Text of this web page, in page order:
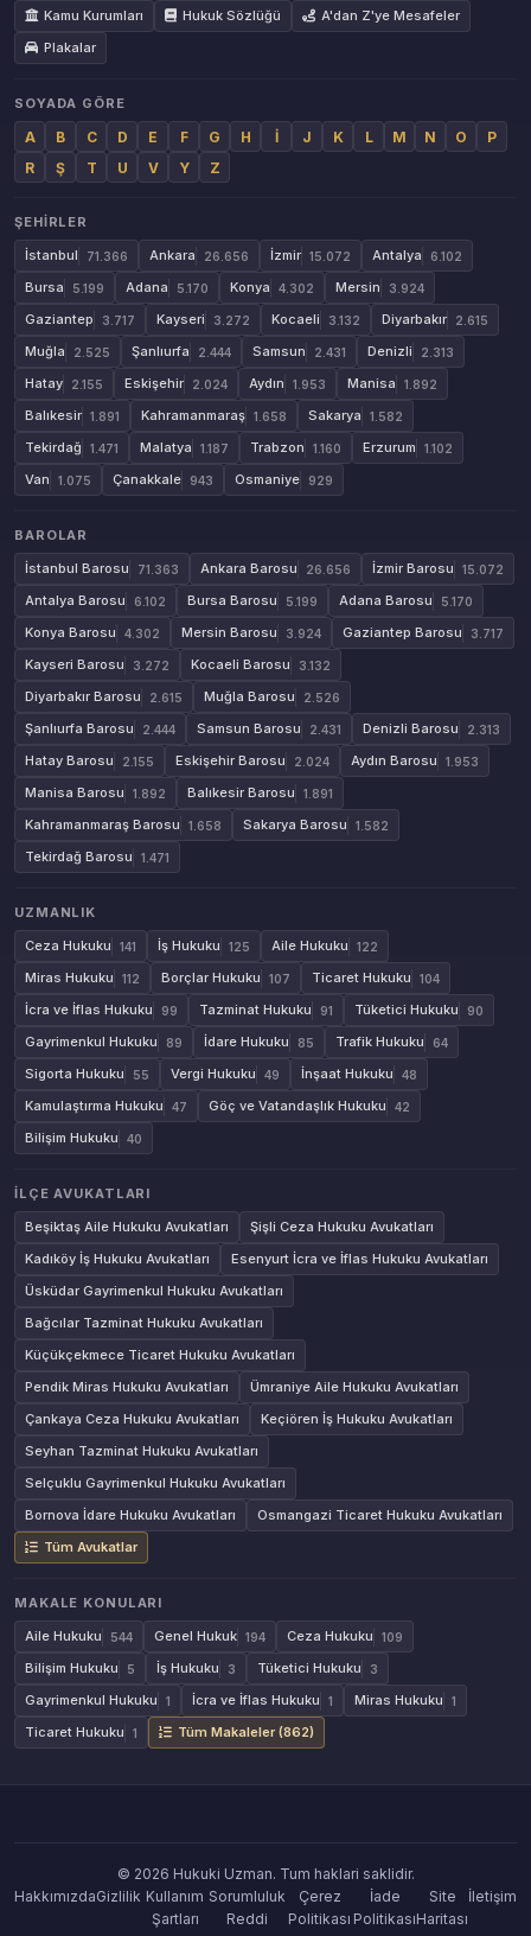
Kamu Kurumları
Hukuk Sözlüğü
A'dan Z'ye Mesafeler
Plakalar
SOYADA GÖRE
A B C D E F G H İ J K L M N O
P
R
Ş T U V Y Z
ŞEHIRLER
İstanbul
71.366 Ankara 26.656 İzmir 15.072 Antalya 6.102
Bursa 5.199 Adana 5.170 Konya 4.302 Mersin 3.924
Gaziantep 3.717 Kayseri 3.272 Kocaeli 3.132 Diyarbakır 2.615
Muğla 2.525 Şanlıurfa 2.444 Samsun 2.431 Denizli 2.313
Hatay 2.155 Eskişehir 2.024 Aydın 1.953 Manisa 1.892
Balıkesir 1.891 Kahramanmaraş 1.658 Sakarya 1.582
Tekirdağ 1.471 Malatya 1.187 Trabzon 1.160 Erzurum 1.102
Van 1.075 Çanakkale 943 Osmaniye 929
BAROLAR
İstanbul Barosu
71.363 Ankara Barosu 26.656 İzmir Barosu 15.072
Antalya Barosu 6.102 Bursa Barosu 5.199 Adana Barosu 5.170
Konya Barosu 4.302 Mersin Barosu 3.924 Gaziantep Barosu 3.717
Kayseri Barosu 3.272 Kocaeli Barosu 3.132
Diyarbakır Barosu 2.615 Muğla Barosu 2.526
Şanlıurfa Barosu 2.444 Samsun Barosu 2.431 Denizli Barosu 2.313
Hatay Barosu 2.155 Eskişehir Barosu 2.024 Aydın Barosu 1.953
Manisa Barosu 1.892 Balıkesir Barosu 1.891
Kahramanmaraş Barosu 1.658 Sakarya Barosu 1.582
Tekirdağ Barosu 1.471
UZMANLIK
Ceza Hukuku
141 İş Hukuku 125 Aile Hukuku 122
Miras Hukuku 112 Borçlar Hukuku 107 Ticaret Hukuku 104
İcra ve İflas Hukuku 99 Tazminat Hukuku 91 Tüketici Hukuku 90
Gayrimenkul Hukuku 89 İdare Hukuku 85 Trafik Hukuku 64
Sigorta Hukuku 55 Vergi Hukuku 49 İnşaat Hukuku 48
Kamulaştırma Hukuku 47 Göç ve Vatandaşlık Hukuku 42
Bilişim Hukuku 40
İLÇE AVUKATLARI
Beşiktaş Aile Hukuku Avukatları
Şişli Ceza Hukuku Avukatları
Kadıköy İş Hukuku Avukatları
Esenyurt İcra ve İflas Hukuku Avukatları
Üsküdar Gayrimenkul Hukuku Avukatları
Bağcılar Tazminat Hukuku Avukatları
Küçükçekmece Ticaret Hukuku Avukatları
Pendik Miras Hukuku Avukatları
Ümraniye Aile Hukuku Avukatları
Çankaya Ceza Hukuku Avukatları
Keçiören İş Hukuku Avukatları
Seyhan Tazminat Hukuku Avukatları
Selçuklu Gayrimenkul Hukuku Avukatları
Bornova İdare Hukuku Avukatları
Osmangazi Ticaret Hukuku Avukatları
Tüm Avukatlar
MAKALE KONULARI
Aile Hukuku
544 Genel Hukuk 194 Ceza Hukuku 109
Bilişim Hukuku 5 İş Hukuku 3 Tüketici Hukuku 3
Gayrimenkul Hukuku 1 İcra ve İflas Hukuku 1 Miras Hukuku 1
Ticaret Hukuku 1 Tüm Makaleler (862)
© 2026 Hukuki Uzman. Tum haklari saklidir.
HakkımızdaGizlilik Kullanım
Şartları
Sorumluluk
Reddi
Çerez
Politikası
İade
Politikası
Site
Haritası
İletişim